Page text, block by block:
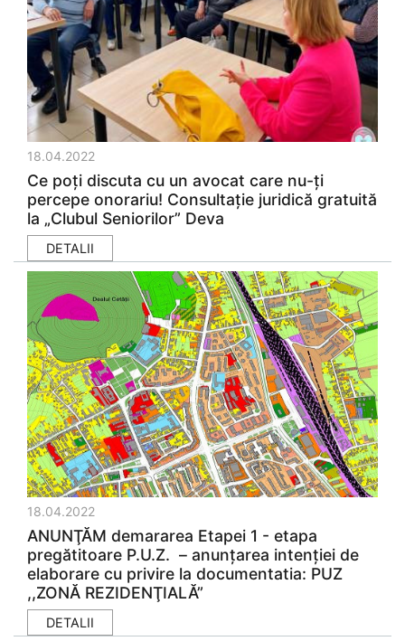
18.04.2022
Ce poţi discuta cu un avocat care nu-ţi
percepe onorariu! Consultație juridică gratuită
la „Clubul Seniorilor” Deva
DETALII
18.04.2022
ANUNŢĂM demararea Etapei 1 - etapa
pregătitoare P.U.Z. – anunţarea intenţiei de
elaborare cu privire la documentatia: PUZ
,,ZONĂ REZIDENŢIALĂ”
DETALII